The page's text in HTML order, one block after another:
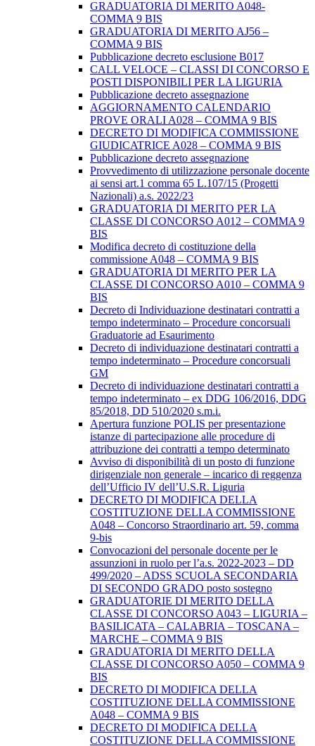
GRADUATORIA DI MERITO A048-
COMMA 9 BIS
GRADUATORIA DI MERITO AJ56 –
COMMA 9 BIS
Pubblicazione decreto esclusione B017
CALL VELOCE – CLASSI DI CONCORSO E
POSTI DISPONIBILI PER LA LIGURIA
Pubblicazione decreto assegnazione
AGGIORNAMENTO CALENDARIO
PROVE ORALI A028 – COMMA 9 BIS
DECRETO DI MODIFICA COMMISSIONE
GIUDICATRICE A028 – COMMA 9 BIS
Pubblicazione decreto assegnazione
Provvedimento di utilizzazione personale docente
ai sensi art.1 comma 65 L.107/15 (Progetti
Nazionali) a.s. 2022/23
GRADUATORIA DI MERITO PER LA
CLASSE DI CONCORSO A012 – COMMA 9
BIS
Modifica decreto di costituzione della
commissione A048 – COMMA 9 BIS
GRADUATORIA DI MERITO PER LA
CLASSE DI CONCORSO A010 – COMMA 9
BIS
Decreto di Individuazione destinatari contratti a
tempo indeterminato – Procedure concorsuali
Graduatorie ad Esaurimento
Decreto di individuazione destinatari contratti a
tempo indeterminato – Procedure concorsuali
GM
Decreto di individuazione destinatari contratti a
tempo indeterminato – ex DDG 106/2016, DDG
85/2018, DD 510/2020 s.m.i.
Apertura funzione POLIS per presentazione
istanze di partecipazione alle procedure di
attribuzione dei contratti a tempo determinato
Avviso di disponibilità di un posto di funzione
dirigenziale non generale – incarico di reggenza
dell’Ufficio IV dell’U.S.R. Liguria
DECRETO DI MODIFICA DELLA
COSTITUZIONE DELLA COMMISSIONE
A048 – Concorso Straordinario art. 59, comma
9-bis
Convocazioni del personale docente per le
assunzioni in ruolo per l’a.s. 2022-2023 – DD
499/2020 – ADSS SCUOLA SECONDARIA
DI SECONDO GRADO posto sostegno
GRADUATORIE DI MERITO DELLA
CLASSE DI CONCORSO A043 – LIGURIA –
BASILICATA – CALABRIA – TOSCANA –
MARCHE – COMMA 9 BIS
GRADUATORIA DI MERITO DELLA
CLASSE DI CONCORSO A050 – COMMA 9
BIS
DECRETO DI MODIFICA DELLA
COSTITUZIONE DELLA COMMISSIONE
A048 – COMMA 9 BIS
DECRETO DI MODIFICA DELLA
COSTITUZIONE DELLA COMMISSIONE